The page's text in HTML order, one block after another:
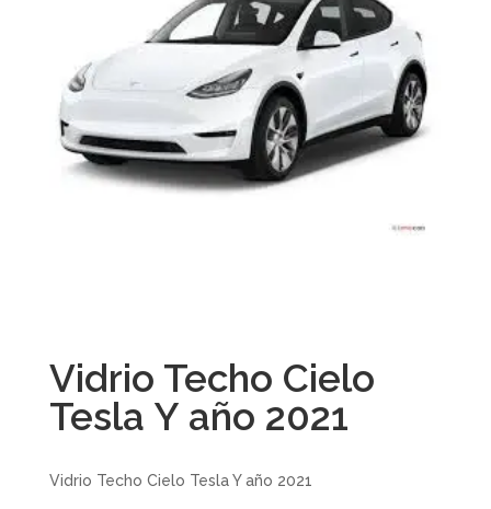
Vidrio Techo Cielo
Tesla Y año 2021
Vidrio Techo Cielo Tesla Y año 2021